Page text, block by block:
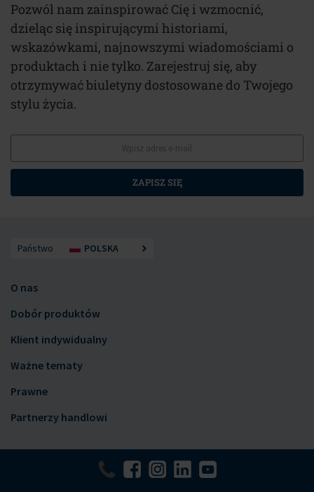
Pozwól nam zainspirować Cię i wzmocnić,
dzieląc się inspirującymi historiami,
wskazówkami, najnowszymi wiadomościami o
produktach i nie tylko. Zarejestruj się, aby
otrzymywać biuletyny dostosowane do Twojego
stylu życia.
ZAPISZ SIĘ
Państwo POLSKA
O nas
Dobór produktów
Klient indywidualny
Ważne tematy
Prawne
Partnerzy handlowi